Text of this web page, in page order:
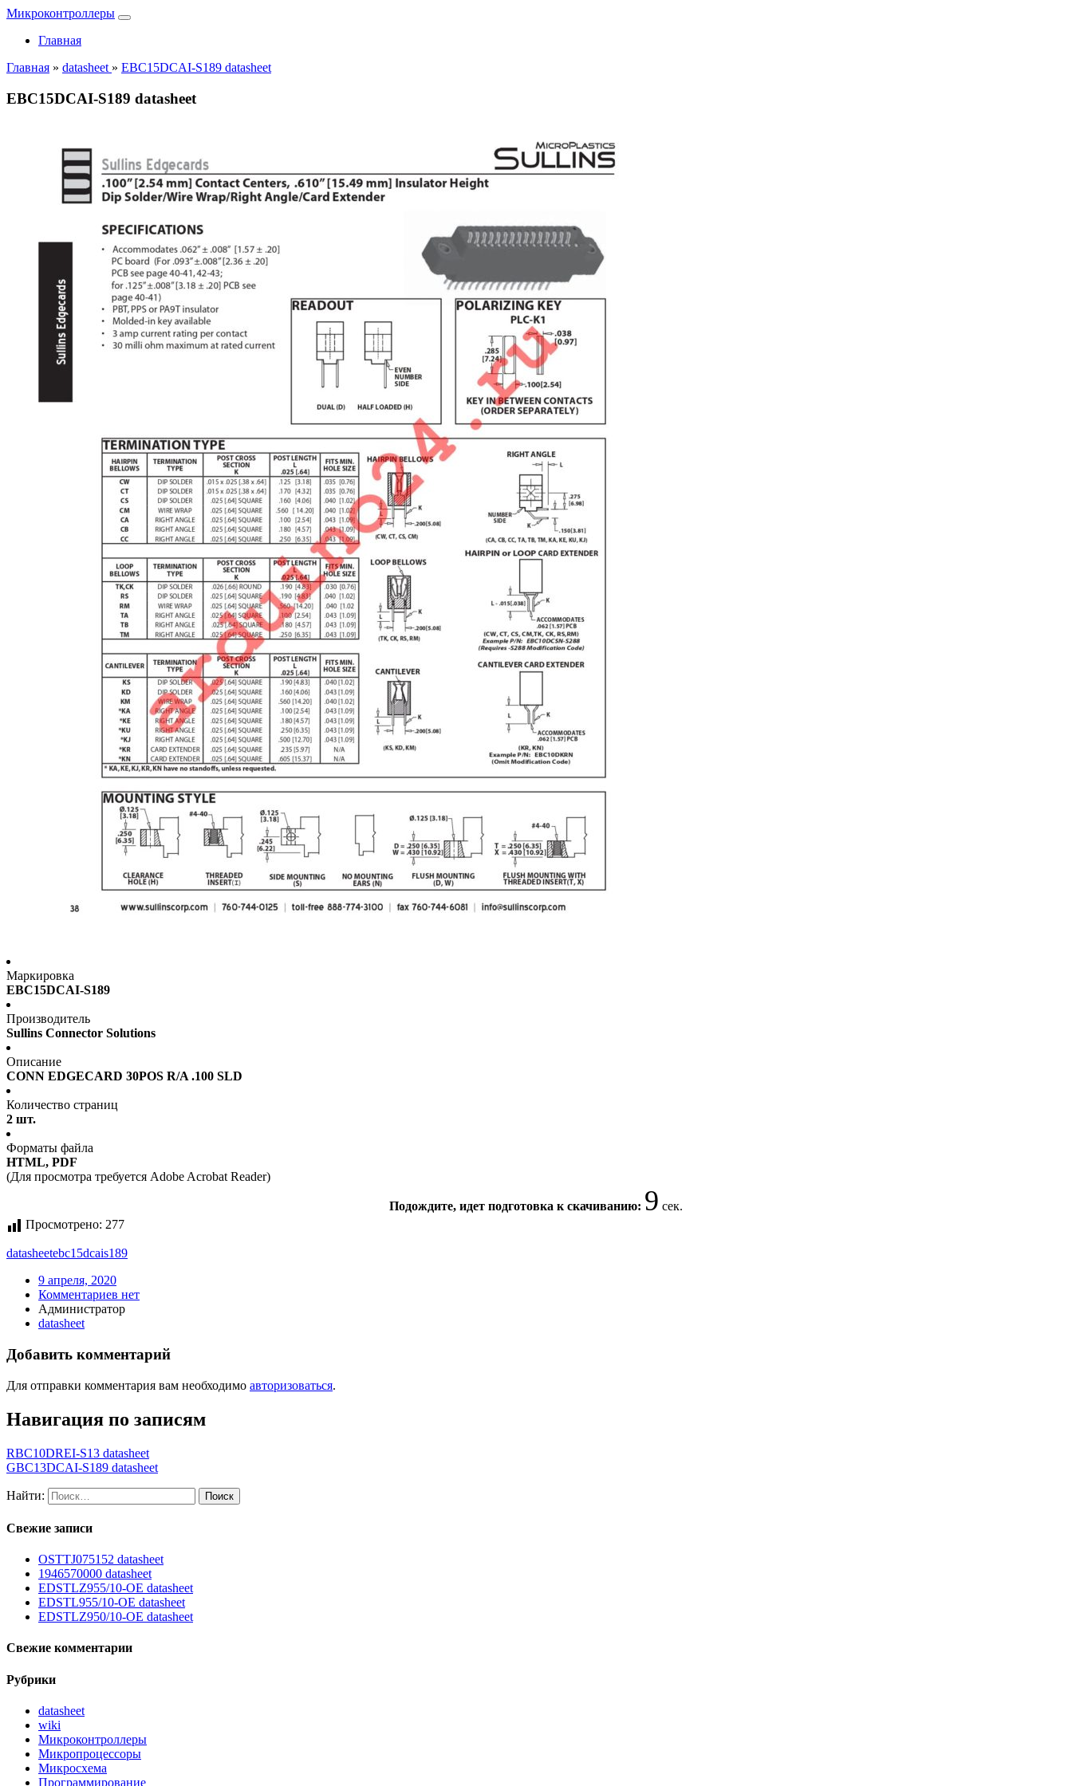
Микроконтроллеры
Главная
Главная » datasheet » EBC15DCAI-S189 datasheet
EBC15DCAI-S189 datasheet
Маркировка
EBC15DCAI-S189
Производитель
Sullins Connector Solutions
Описание
CONN EDGECARD 30POS R/A .100 SLD
Количество страниц
2 шт.
Форматы файла
HTML, PDF
(Для просмотра требуется Adobe Acrobat Reader)
Подождите, идет подготовка к скачиванию: 8 сек.
Просмотрено: 277
datasheetebc15dcais189
9 апреля, 2020
Комментариев нет
Администратор
datasheet
Добавить комментарий
Для отправки комментария вам необходимо авторизоваться.
Навигация по записям
RBC10DREI-S13 datasheet
GBC13DCAI-S189 datasheet
Найти:
Свежие записи
OSTTJ075152 datasheet
1946570000 datasheet
EDSTLZ955/10-OE datasheet
EDSTL955/10-OE datasheet
EDSTLZ950/10-OE datasheet
Свежие комментарии
Рубрики
datasheet
wiki
Микроконтроллеры
Микропроцессоры
Микросхема
Программирование